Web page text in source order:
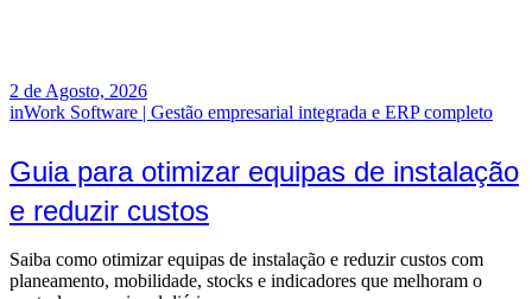
2 de Agosto, 2026
inWork Software | Gestão empresarial integrada e ERP completo
Guia para otimizar equipas de instalação
e reduzir custos
Saiba como otimizar equipas de instalação e reduzir custos com
planeamento, mobilidade, stocks e indicadores que melhoram o